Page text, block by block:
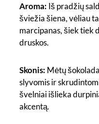
Aroma: Iš pradžių
šviežia šiena, vėliau
marcipanas, šiek tiek
druskos.
Skonis: Mėtų
slyvomis ir
švelniai išlieka
akcentą.